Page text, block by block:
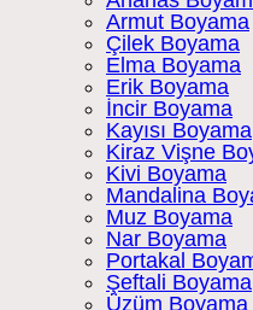
Armut Boyama
Çilek Boyama
Elma Boyama
Erik Boyama
İncir Boyama
Kayısı Boyama
Kiraz Vişne
Kivi Boyama
Mandalina
Muz Boyama
Nar Boyama
Portakal
Şeftali Boyama
Üzüm Boyama